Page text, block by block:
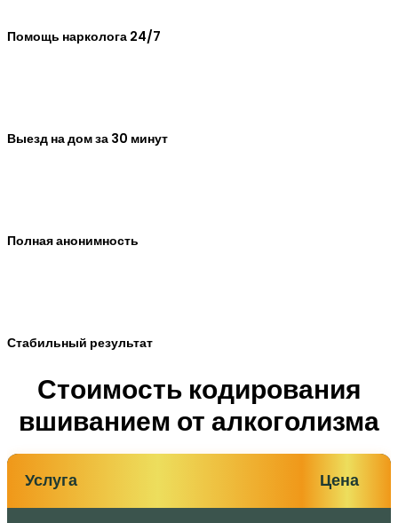
Помощь нарколога 24/7
Выезд на дом за 30 минут
Полная анонимность
Стабильный результат
Стоимость кодирования
вшиванием от алкоголизма
Услуга Цена